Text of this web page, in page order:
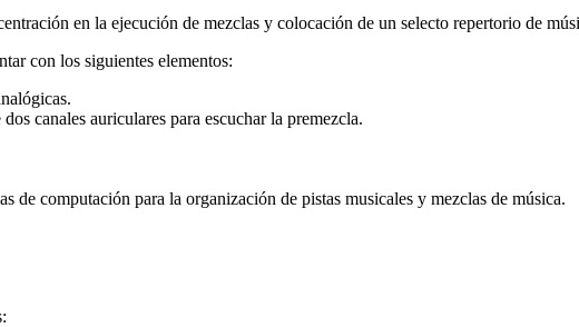
en la ejecución de mezclas y colocación de un selecto repertorio de
con los siguientes elementos:
canales auriculares para escuchar la premezcla.
de computación para la organización de pistas musicales y mezclas de música.